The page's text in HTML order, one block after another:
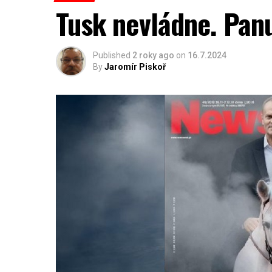
Tusk nevládne.
Published 2 roky ago on 16.7.2024
ByJaromír Piskoř